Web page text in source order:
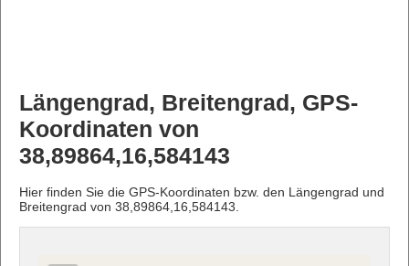
Längengrad, Breitengrad, GPS-
Koordinaten von
38,89864,16,584143
Hier finden Sie die GPS-Koordinaten bzw. den Längengrad und
Breitengrad von 38,89864,16,584143.